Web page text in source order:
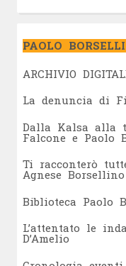
PAOLO
ARCHIVIO
La denuncia di
Dalla Kalsa alla
Falcone e Paolo
Ti racconterò
Agnese Borsellino
Biblioteca Paolo
L’attentato le
D’Amelio